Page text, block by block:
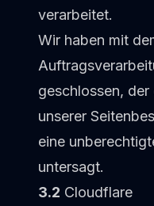
verarbeitet.
Wir haben mit
geschlossen,
unserer
eine
untersagt.
3.2 Cloudflare